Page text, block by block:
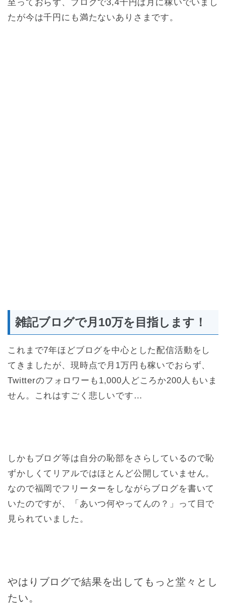
至っておらず、ブログで3,4千円は月に稼いでいまし
たが今は千円にも満たないありさまです。
雑記ブログで月10万を目指します！
これまで7年ほどブログを中心とした配信活動をし
てきましたが、現時点で月1万円も稼いでおらず、
Twitterのフォロワーも1,000人どころか200人もいま
せん。これはすごく悲しいです…
しかもブログ等は自分の恥部をさらしているので恥
ずかしくてリアルではほとんど公開していません。
なので福岡でフリーターをしながらブログを書いて
いたのですが、「あいつ何やってんの？」って目で
見られていました。
やはりブログで結果を出してもっと堂々とし
たい。